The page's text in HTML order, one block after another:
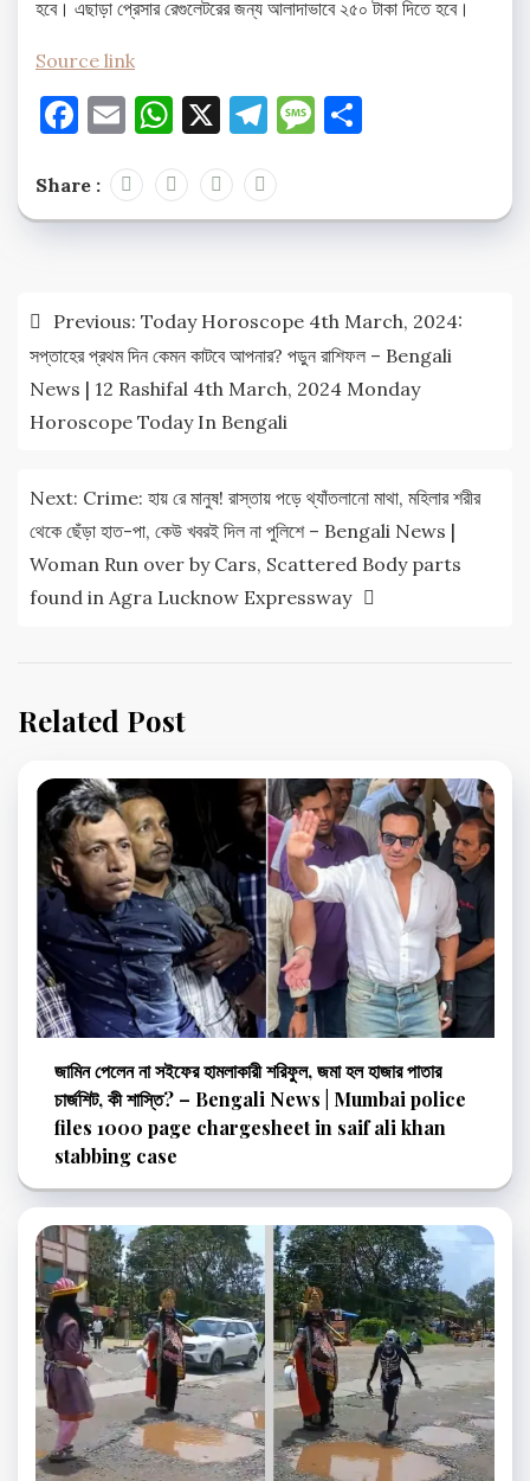
হবে। এছাড়া প্রেসার রেগুলেটরের জন্য আলাদাভাবে ২৫০ টাকা দিতে হবে।
Source link
Facebook
EmailWhatsApp
X Telegram
Message
Share :
Post
navigation
Previous: Today Horoscope 4th March, 2024:
সপ্তাহের প্রথম দিন কেমন কাটবে আপনার? পড়ুন রাশিফল – Bengali
News | 12 Rashifal 4th March, 2024 Monday
Horoscope Today In Bengali
Next: Crime: হায় রে মানুষ! রাস্তায় পড়ে থ্যাঁতলানো মাথা, মহিলার শরীর
থেকে ছেঁড়া হাত-পা, কেউ খবরই দিল না পুলিশে – Bengali News |
Woman Run over by Cars, Scattered Body parts
found in Agra Lucknow Expressway
Related Post
জামিন পেলেন না সইফের হামলাকারী শরিফুল, জমা হল হাজার পাতার
চার্জশিট, কী শাস্তি? – Bengali News | Mumbai police
files 1000 page chargesheet in saif ali khan
stabbing case